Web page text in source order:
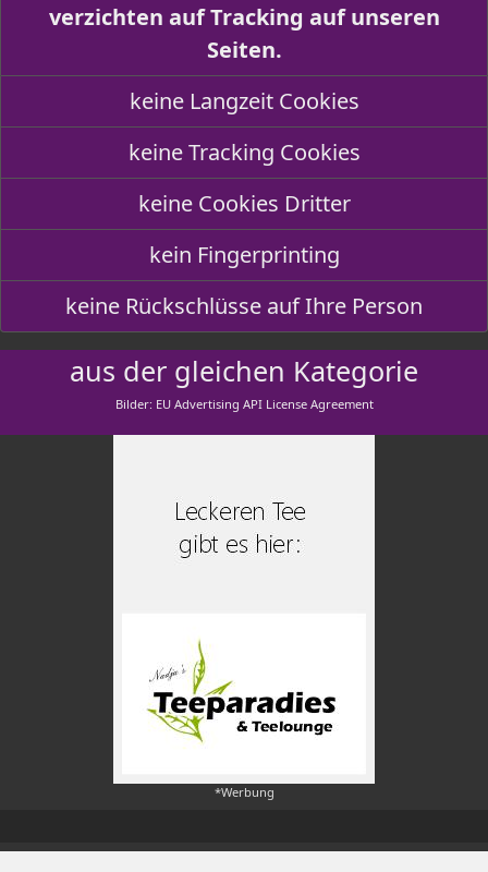
verzichten auf Tracking auf unseren
Seiten.
keine Langzeit Cookies
keine Tracking Cookies
keine Cookies Dritter
kein Fingerprinting
keine Rückschlüsse auf Ihre Person
aus der gleichen Kategorie
Bilder: EU Advertising API License Agreement
*Werbung